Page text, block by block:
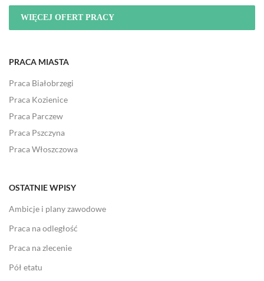
WIĘCEJ OFERT PRACY
PRACA MIASTA
Praca Białobrzegi
Praca Kozienice
Praca Parczew
Praca Pszczyna
Praca Włoszczowa
OSTATNIE WPISY
Ambicje i plany zawodowe
Praca na odległość
Praca na zlecenie
Pół etatu